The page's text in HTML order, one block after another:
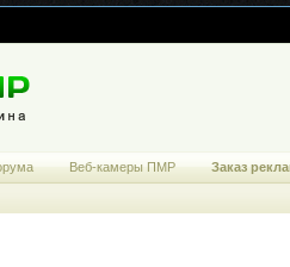
Веб-камеры ПМР Заказ